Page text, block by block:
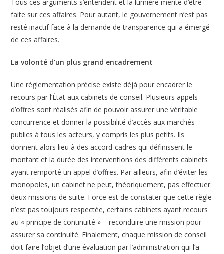
Tous ces arguments s’entendent et la lumière mérite d’être
faite sur ces affaires. Pour autant, le gouvernement n’est pas
resté inactif face à la demande de transparence qui a émergé
de ces affaires.
La volonté d’un plus grand encadrement
Une réglementation précise existe déjà pour encadrer le
recours par l’État aux cabinets de conseil. Plusieurs appels
d’offres sont réalisés afin de pouvoir assurer une véritable
concurrence et donner la possibilité d’accès aux marchés
publics à tous les acteurs, y compris les plus petits. Ils
donnent alors lieu à des accord-cadres qui définissent le
montant et la durée des interventions des différents cabinets
ayant remporté un appel d’offres. Par ailleurs, afin d’éviter les
monopoles, un cabinet ne peut, théoriquement, pas effectuer
deux missions de suite. Force est de constater que cette règle
n’est pas toujours respectée, certains cabinets ayant recours
au « principe de continuité » – reconduire une mission pour
assurer sa continuité. Finalement, chaque mission de conseil
doit faire l’objet d’une évaluation par l’administration qui l’a